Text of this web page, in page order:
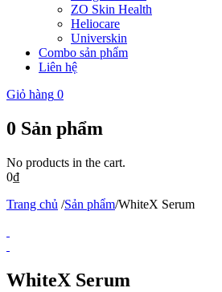
ZO Skin Health
Heliocare
Universkin
Combo sản phẩm
Liên hệ
Giỏ hàng 0
0 Sản phẩm
No products in the cart.
0₫
Trang chủ /Sản phẩm/WhiteX Serum
WhiteX Serum